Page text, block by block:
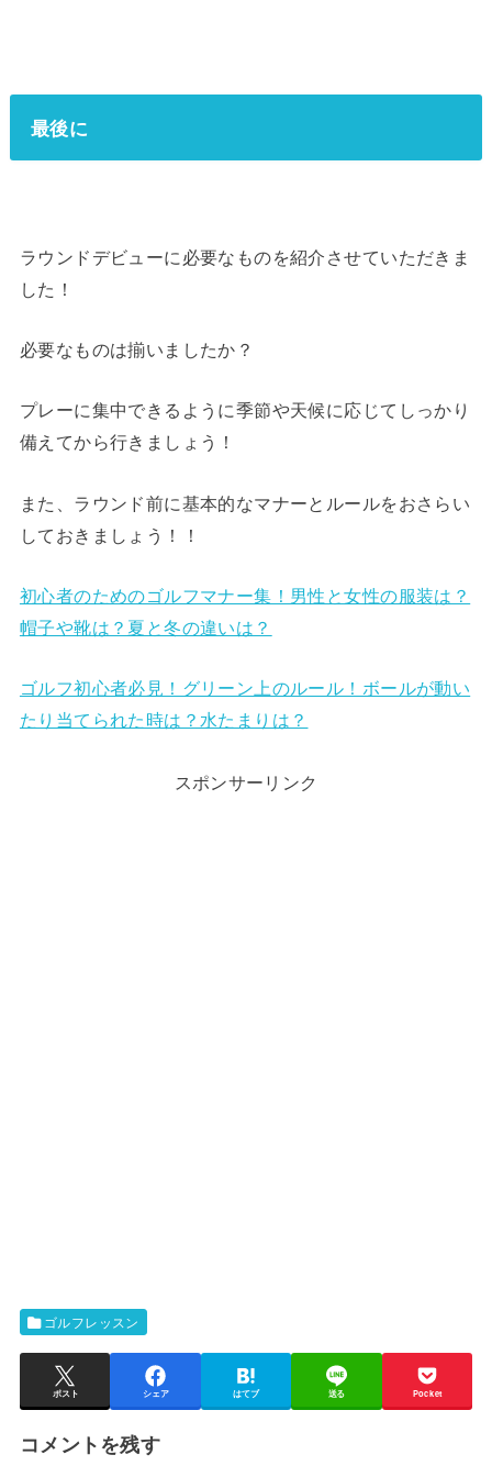
最後に
ラウンドデビューに必要なものを紹介させていただきま
した！
必要なものは揃いましたか？
プレーに集中できるように季節や天候に応じてしっかり
備えてから行きましょう！
また、ラウンド前に基本的なマナーとルールをおさらい
しておきましょう！！
初心者のためのゴルフマナー集！男性と女性の服装は？
帽子や靴は？夏と冬の違いは？
ゴルフ初心者必見！グリーン上のルール！ボールが動い
たり当てられた時は？水たまりは？
スポンサーリンク
ゴルフレッスン
ポスト シェア はてブ 送る Pocket
コメントを残す